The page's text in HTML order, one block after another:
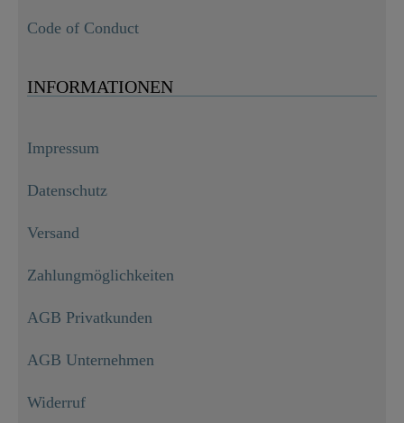
Code of Conduct
INFORMATIONEN
Impressum
Datenschutz
Versand
Zahlungmöglichkeiten
AGB Privatkunden
AGB Unternehmen
Widerruf